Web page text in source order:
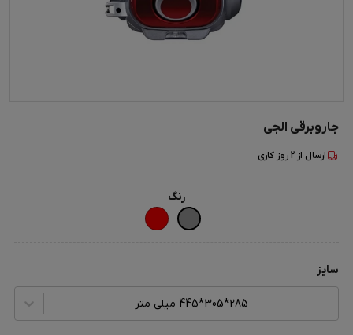
جاروبرقی الجی
ارسال از 2روز کاری
رنگ
سایز
285*305*445 میلی متر